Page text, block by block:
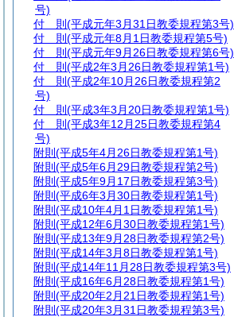
号)
付 則 (平成元年3月31日教委規程第3号)
付 則 (平成元年8月1日教委規程第5号)
付 則 (平成元年9月26日教委規程第6号)
付 則 (平成2年3月26日教委規程第1号)
付 則 (平成2年10月26日教委規程第2
号)
付 則 (平成3年3月20日教委規程第1号)
付 則 (平成3年12月25日教委規程第4
号)
附則 (平成5年4月26日教委規程第1号)
附則 (平成5年6月29日教委規程第2号)
附則 (平成5年9月17日教委規程第3号)
附則 (平成6年3月30日教委規程第1号)
附則 (平成10年4月1日教委規程第1号)
附則 (平成12年6月30日教委規程第1号)
附則 (平成13年9月28日教委規程第2号)
附則 (平成14年3月8日教委規程第1号)
附則 (平成14年11月28日教委規程第3号)
附則 (平成16年6月28日教委規程第1号)
附則 (平成20年2月21日教委規程第1号)
附則 (平成20年3月31日教委規程第3号)